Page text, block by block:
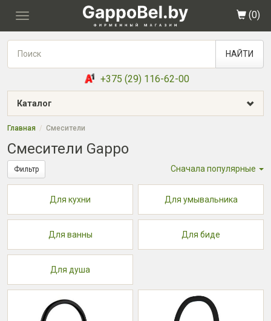
Toggle
(0)
НАЙТИ
+375 (29) 116-62-00
Каталог
Главная Смесители
Смесители Gappo
Фильтр Сначала популярные
Для кухни Для умывальника
Для ванны Для биде
Для душа